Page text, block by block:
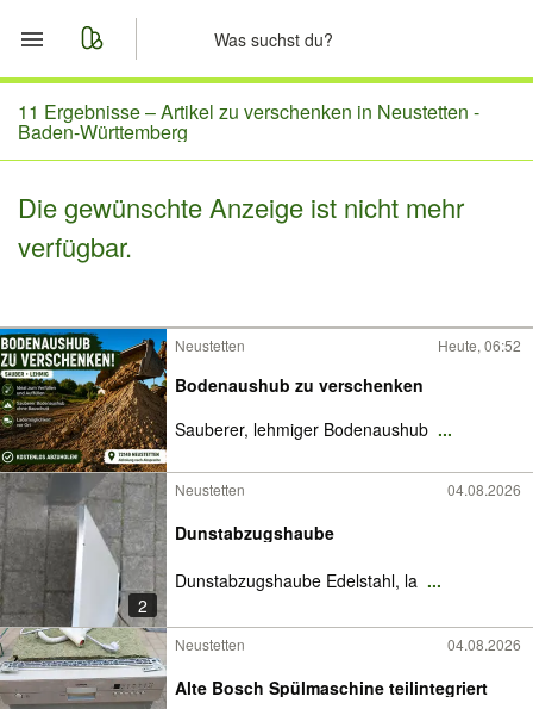
Start
Merkliste
Nachrichten
11 Ergebnisse –Artikel zu verschenken in Neustetten -
Baden-Württemberg
Die gewünschte Anzeige ist nicht mehr
verfügbar.
Neustetten Heute, 06:52
Bodenaushub zu verschenken
Sauberer, lehmiger Bodenaushub ...
2
Neustetten 04.08.2026
Dunstabzugshaube
Dunstabzugshaube Edelstahl, la ...
Neustetten 04.08.2026
Alte Bosch Spülmaschine teilintegriert